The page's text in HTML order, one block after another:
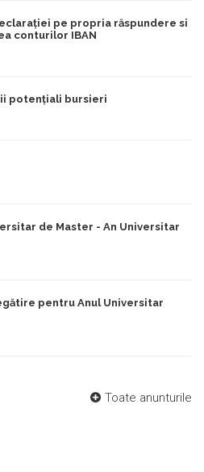
pe propria răspundere si
conturilor IBAN
potențiali bursieri
de Master - An Universitar
pentru Anul Universitar
Toate anunturile